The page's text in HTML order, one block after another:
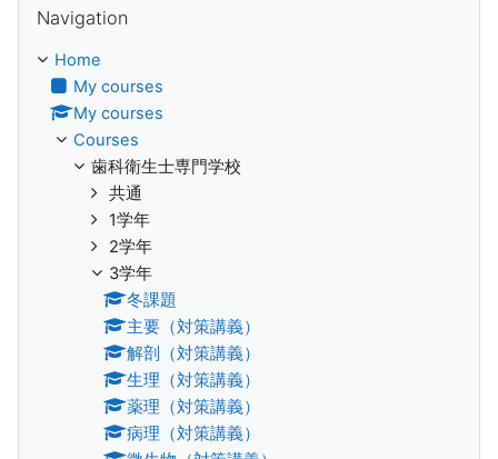
Navigation
Home
My courses
My courses
Courses
歯科衛生士専門学校
共通
1学年
2学年
3学年
冬課題
主要（対策講義）
解剖（対策講義）
生理（対策講義）
薬理（対策講義）
病理（対策講義）